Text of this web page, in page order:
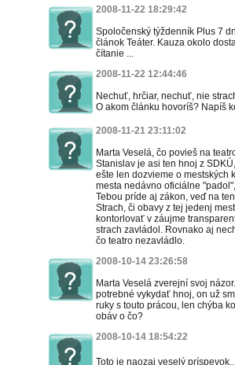
2008-11-22 18:29:42
Spoločenský týždenník Plus 7
článok Teáter. Kauza okolo
čítanie ...
2008-11-22 12:44:46
Nechuť, hrčiar, nechuť, nie
O akom článku hovoríš? Napíš
2008-11-21 23:11:02
Marta Veselá, čo povieš na
Stanislav je asi ten hnoj z
ešte len dozvieme o mestských
mesta nedávno oficiálne
Tebou príde aj zákon, veď na
Strach, či obavy z tej jedenj
kontorlovať v záujme
strach zavládol. Rovnako aj
čo teatro nezavládlo.
2008-10-14 23:26:58
Marta Veselá zverejní svoj
potrebné vykydať hnoj, on už
ruky s touto prácou, len chýba
obáv o čo?
2008-10-14 18:54:22
Toto je naozaj veselý